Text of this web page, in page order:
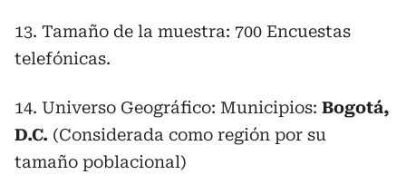
13. Tamaño de la muestra: 700 Encuestas
telefónicas.
14. Universo Geográfico: Municipios: Bogotá,
D.C. (Considerada como región por su
tamaño poblacional)